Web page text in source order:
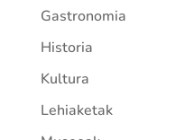
Gastronomia
Historia
Kultura
Lehiaketak